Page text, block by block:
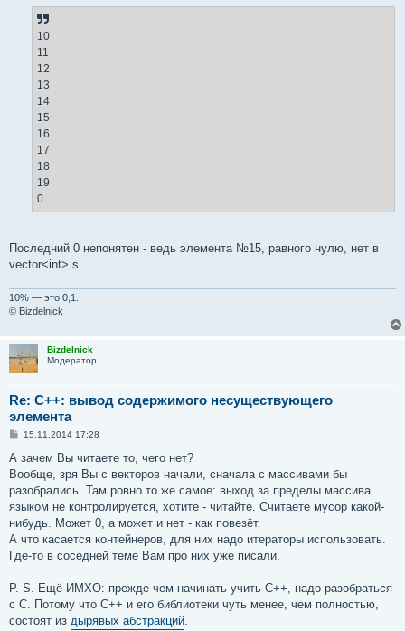
10
11
12
13
14
15
16
17
18
19
0
Последний 0 непонятен - ведь элемента №15, равного нулю, нет в
vector<int> s.
10% — это 0,1.
© Bizdelnick
Bizdelnick
Модератор
Re: C++: вывод содержимого несуществующего
элемента
С
о
щ
е
и
е
15.11.2014 17:28
А зачем Вы читаете то, чего нет?
Вообще, зря Вы с векторов начали, сначала с массивами бы
разобрались. Там ровно то же самое: выход за пределы массива
языком не контролируется, хотите - читайте. Считаете мусор какой-
нибудь. Может 0, а может и нет - как повезёт.
А что касается контейнеров, для них надо итераторы использовать.
Где-то в соседней теме Вам про них уже писали.
P. S. Ещё ИМХО: прежде чем начинать учить C++, надо разобраться
с C. Потому что C++ и его библиотеки чуть менее, чем полностью,
состоят из дырявых абстракций